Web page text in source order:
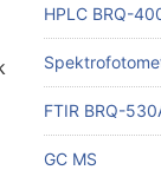
HPLC BRQ-
FTIR BRQ-
GC MS